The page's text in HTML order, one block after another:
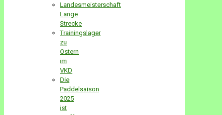
Landesmeisterschaft
Lange
Strecke
Trainingslager
zu
Ostern
im
VKD
Die
Paddelsaison
2025
ist